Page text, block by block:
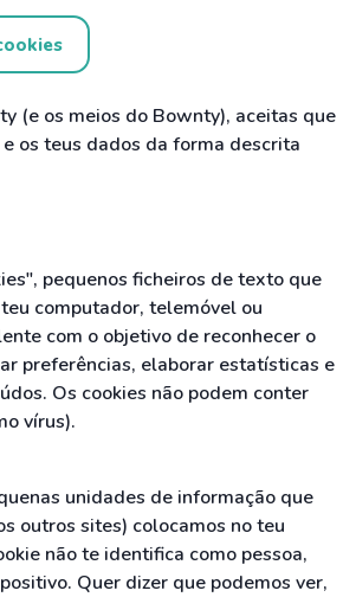
(e os meios do Bownty), aceitas que
os teus dados da forma descrita
pequenos ficheiros de texto que
computador, telemóvel ou
com o objetivo de reconhecer o
preferências, elaborar estatísticas e
Os cookies não podem conter
vírus).
unidades de informação que
outros sites) colocamos no teu
não te identifica como pessoa,
Quer dizer que podemos ver,